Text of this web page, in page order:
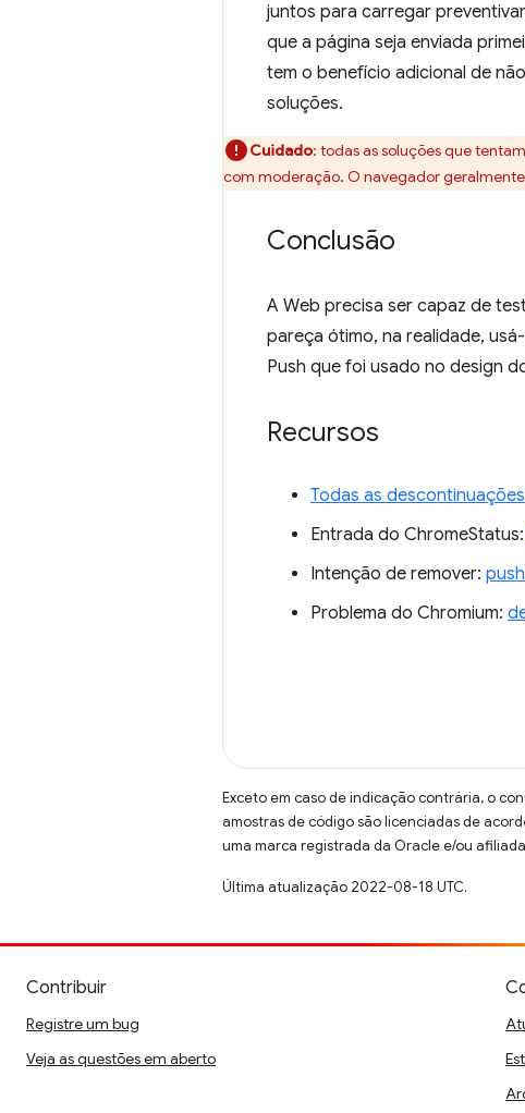
juntos para carregar
que a página seja enviada
tem o benefício adicional de
soluções.
Cuidado: todas as soluções que
com moderação. O navegador
Conclusão
A Web precisa ser capaz de
pareça ótimo, na realidade,
Push que foi usado no design
Recursos
Todas as
Entrada do ChromeStatus:
Intenção de remover:
Problema do Chromium:
Exceto em caso de indicação contrária, o
amostras de código são licenciadas de
uma marca registrada da Oracle e/ou
Última atualização 2022-08-18 UTC.
Contribuir
Registre um bug
Veja as questões em aberto